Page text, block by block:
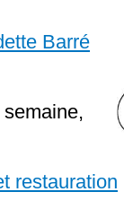
Barré
restauration